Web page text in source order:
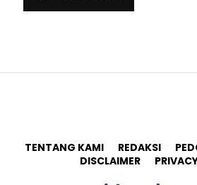
TENTANG KAMI REDAKSI
DISCLAIMER